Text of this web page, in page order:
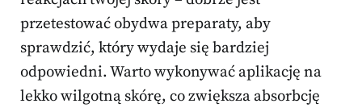
przetestować obydwa preparaty, aby
sprawdzić, który wydaje się bardziej
odpowiedni. Warto wykonywać aplikację na
lekko wilgotną skórę, co zwiększa absorbcję